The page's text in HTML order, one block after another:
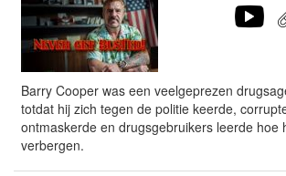
Barry Cooper was een veelgeprezen
totdat hij zich tegen de politie keerde,
ontmaskerde en drugsgebruikers leerde hoe
verbergen.